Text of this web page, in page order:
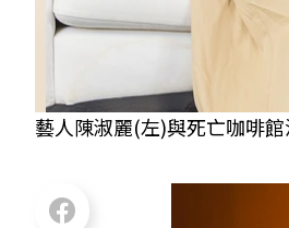
藝人陳淑麗(左)與死亡咖啡